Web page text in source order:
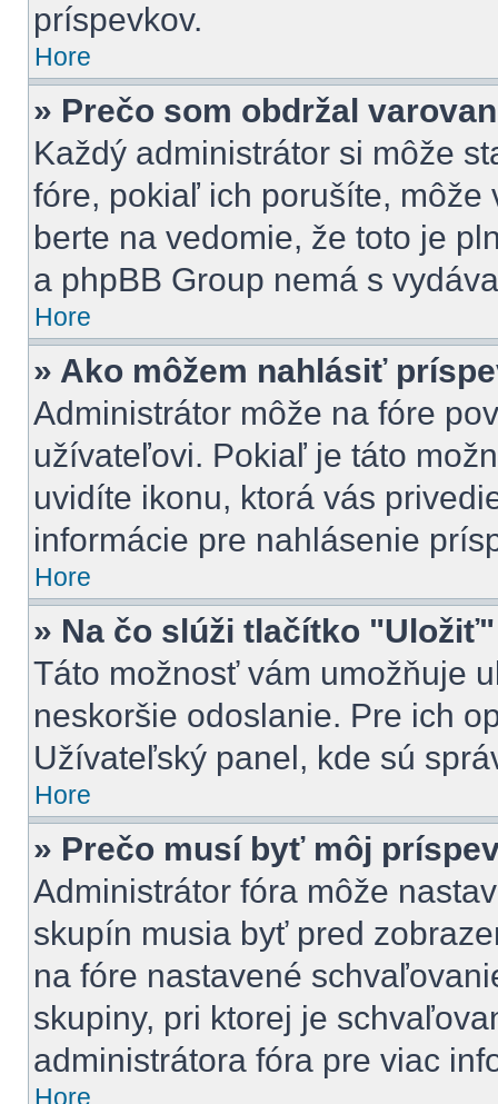
príspevkov.
Hore
» Prečo som obdržal
Každý administrátor si môže
fóre, pokiaľ ich porušíte,
berte na vedomie, že toto je
a phpBB Group nemá s
Hore
» Ako môžem nahlásiť
Administrátor môže na fóre
užívateľovi. Pokiaľ je táto
uvidíte ikonu, ktorá vás
informácie pre nahlásenie
Hore
» Na čo slúži tlačítko
Táto možnosť vám umožňuje
neskoršie odoslanie. Pre ich
Užívateľský panel, kde sú
Hore
» Prečo musí byť môj
Administrátor fóra môže
skupín musia byť pred
na fóre nastavené
skupiny, pri ktorej je
administrátora fóra pre viac
Hore